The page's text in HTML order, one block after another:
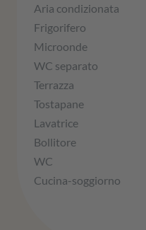
Aria condizionata
Frigorifero
Microonde
WC separato
Terrazza
Tostapane
Lavatrice
Bollitore
WC
Cucina-soggiorno